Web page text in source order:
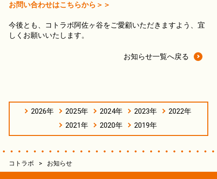
お問い合わせはこちらから＞＞
今後とも、コトラボ阿佐ヶ谷をご愛顧いただきますよう、宜
しくお願いいたします。
お知らせ一覧へ戻る
2026年 2025年 2024年 2023年
2022年
2021年
2020年 2019年
コトラボ > お知らせ